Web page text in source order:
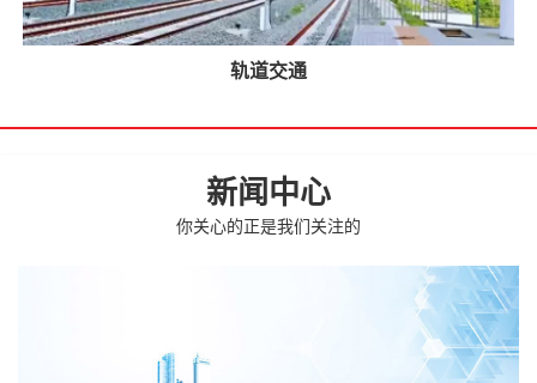
轨道交通
新闻中心
你关心的正是我们关注的